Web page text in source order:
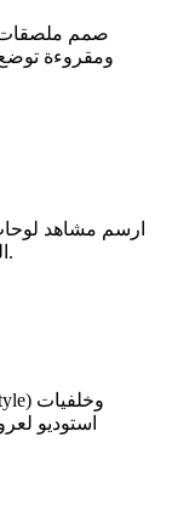
صمم ملصقات
ومقروءة
ارسم مشاهد
الشخصية في كل لوحة باستخدام صورة مرجعية.
استوديو